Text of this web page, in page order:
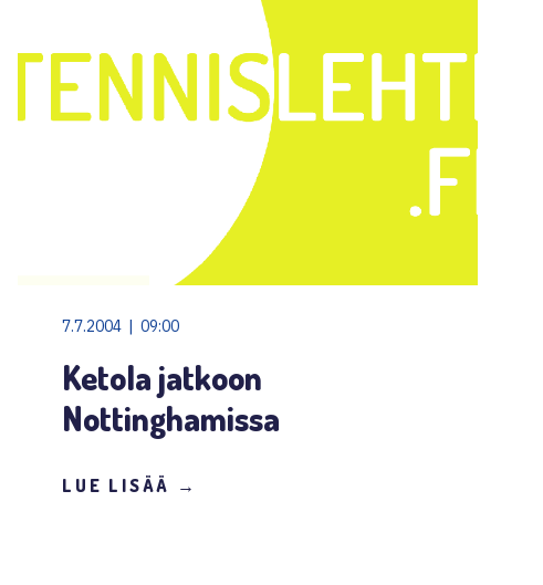
7.7.2004 | 09:00
Ketola jatkoon
Nottinghamissa
LUE LISÄÄ →